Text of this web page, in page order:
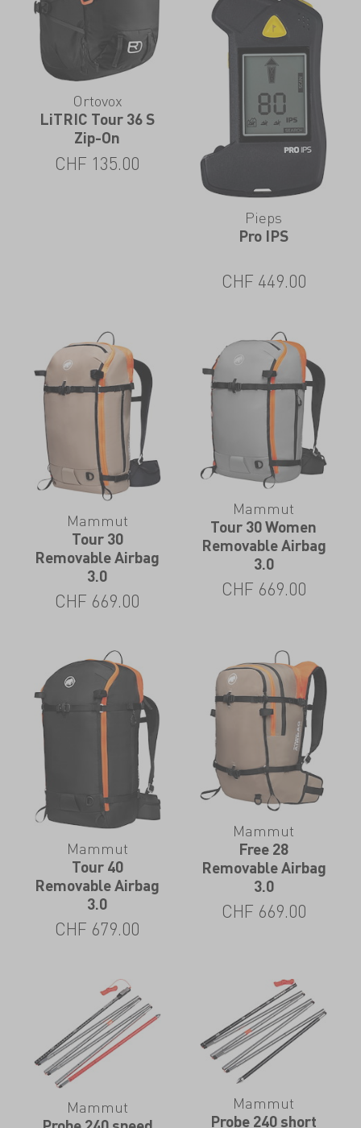
Ortovox
LiTRIC Tour 36 S
Zip-On
CHF 135.00
Pieps
Pro IPS
CHF 449.00
Mammut
Tour 30
Removable Airbag
3.0
CHF 669.00
Mammut
Tour 30 Women
Removable Airbag
3.0
CHF 669.00
Mammut
Tour 40
Removable Airbag
3.0
CHF 679.00
Mammut
Free 28
Removable Airbag
3.0
CHF 669.00
Mammut Mammut
Probe 240 short